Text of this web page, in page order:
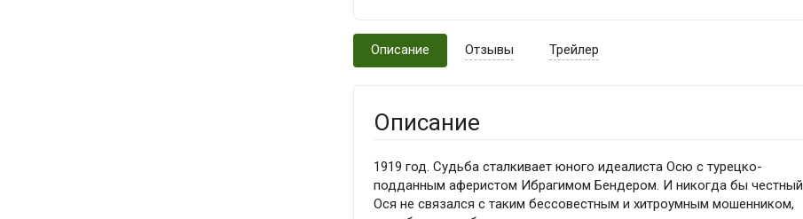
Описание Отзывы Трейлер
Описание
1919 год. Судьба сталкивает юного идеалиста Осю с турецко-
подданным аферистом Ибрагимом Бендером. И никогда бы честный
Ося не связался с таким бессовестным и хитроумным мошенником,